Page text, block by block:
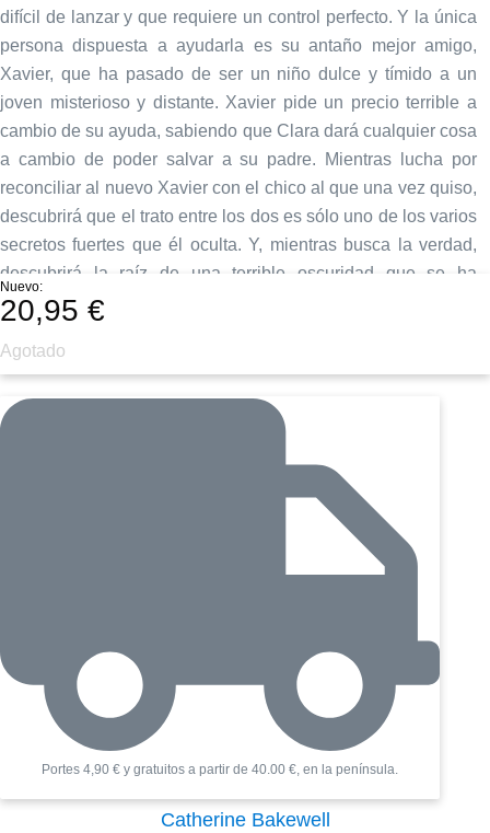
difícil de lanzar y que requiere un control perfecto. Y la única
persona dispuesta a ayudarla es su antaño mejor amigo,
Xavier, que ha pasado de ser un niño dulce y tímido a un
joven misterioso y distante. Xavier pide un precio terrible a
cambio de su ayuda, sabiendo que Clara dará cualquier cosa
a cambio de poder salvar a su padre. Mientras lucha por
reconciliar al nuevo Xavier con el chico al que una vez quiso,
descubrirá que el trato entre los dos es sólo uno de los varios
secretos fuertes que él oculta. Y, mientras busca la verdad,
descubrirá la raíz de una terrible oscuridad que se ha
apoderado del reino, una oscuridad que sólo la magia de
Clara puede detener. Perfecto para los fans de Margaret
Rogerson y Tamora Pierce, esta novela es un sensacional
poderosa y violenta, que debe aprender a controlar, de lo
Nuevo:
20,95 €
Agotado
Portes 4,90 € y gratuitos a partir de 40.00 €, en la península.
Catherine Bakewell